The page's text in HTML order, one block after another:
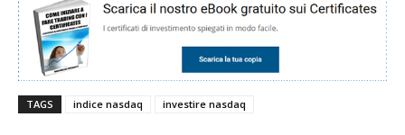
TAGS indice nasdaq investire nasdaq